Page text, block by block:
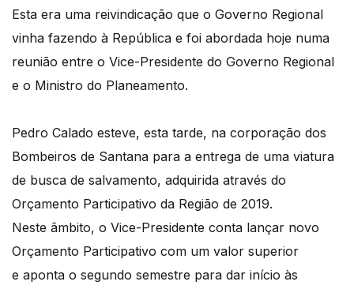
Esta era uma reivindicação que o Governo Regional
vinha fazendo à República e foi abordada hoje numa
reunião entre o Vice-Presidente do Governo Regional
e o Ministro do Planeamento.
Pedro Calado esteve, esta tarde, na corporação dos
Bombeiros de Santana para a entrega de uma viatura
de busca de salvamento, adquirida através do
Orçamento Participativo da Região de 2019.
Neste âmbito, o Vice-Presidente conta lançar novo
Orçamento Participativo com um valor superior
e aponta o segundo semestre para dar início às